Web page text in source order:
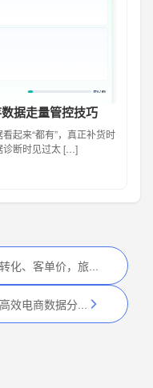
据走量管控技巧
起来“都有”，真正补货时
诊断时见过太 […]
电商数据分析工具应用攻略
据分析工具选型技巧